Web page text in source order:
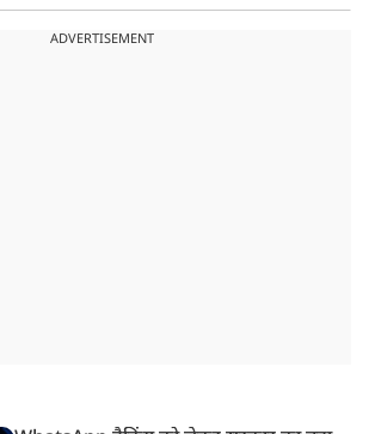
ADVERTISEMENT